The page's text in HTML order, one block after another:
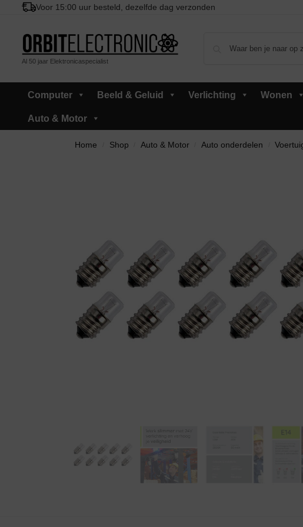
Voor 15:00 uur besteld, dezelfde dag verzonden
Al 50 jaar Elektronicaspecialist
Computer Beeld & Geluid Verlichting Wonen
Auto & Motor
Home Shop Auto & Motor Auto onderdelen